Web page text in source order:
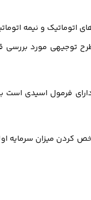
اتوماتیک و نیمه
توجیهی مورد بررسی
فرمول اسیدی است
کردن میزان سرمایه